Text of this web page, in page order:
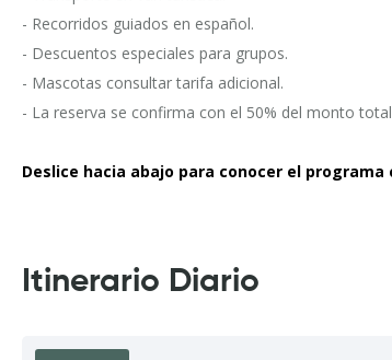
- Recorridos guiados en español.
- Descuentos especiales para grupos.
- Mascotas consultar tarifa adicional.
- La reserva se confirma con el 50% del monto
Deslice hacia abajo para conocer el
Itinerario Diario